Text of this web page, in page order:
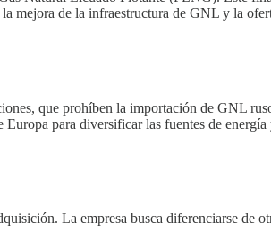
mejora de la infraestructura de GNL y la
que prohíben la importación de GNL
para diversificar las fuentes de
La empresa busca diferenciarse de